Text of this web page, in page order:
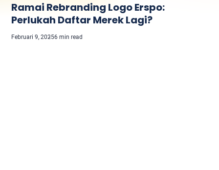
Ramai Rebranding Logo Erspo:
Perlukah Daftar Merek Lagi?
Februari 9, 20256 min read